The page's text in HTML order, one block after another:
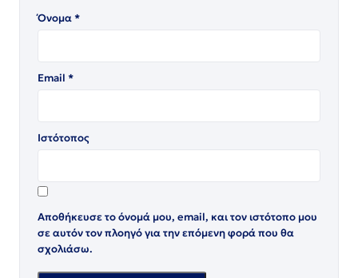
Όνομα*
Email *
Ιστότοπος
Αποθήκευσε το όνομά μου, email, και τον ιστότοπο μου
σε αυτόν τον πλοηγό για την επόμενη φορά που θα
σχολιάσω.